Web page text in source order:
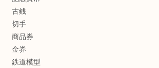
古銭
切手
商品券
金券
鉄道模型